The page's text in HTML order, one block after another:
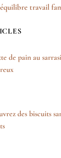
équilibre travail
de pain au
des biscuits